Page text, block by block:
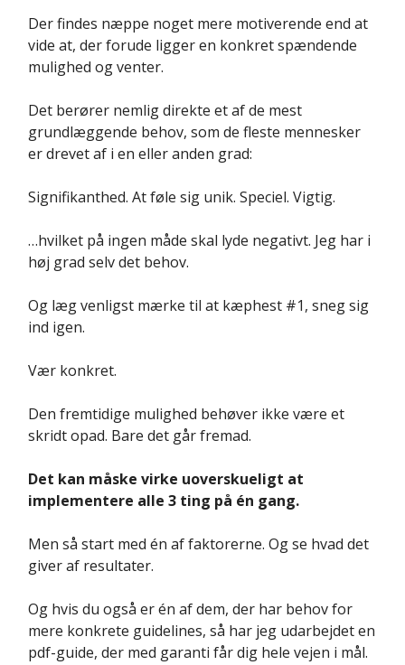
Der findes næppe noget mere motiverende end at
vide at, der forude ligger en konkret spændende
mulighed og venter.
Det berører nemlig direkte et af de mest
grundlæggende behov, som de fleste mennesker
er drevet af i en eller anden grad:
Signifikanthed. At føle sig unik. Speciel. Vigtig.
…hvilket på ingen måde skal lyde negativt. Jeg har i
høj grad selv det behov.
Og læg venligst mærke til at kæphest #1, sneg sig
ind igen.
Vær konkret.
Den fremtidige mulighed behøver ikke være et
skridt opad. Bare det går fremad.
Det kan måske virke uoverskueligt at
implementere alle 3 ting på én gang.
Men så start med én af faktorerne. Og se hvad det
giver af resultater.
Og hvis du også er én af dem, der har behov for
mere konkrete guidelines, så har jeg udarbejdet en
pdf-guide, der med garanti får dig hele vejen i mål.